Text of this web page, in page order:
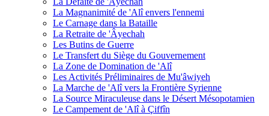
La Magnanimité de 'Alî envers l'ennemi
Le Carnage dans la Bataille
La Retraite de 'Âyechah
Les Butins de Guerre
Le Transfert du Siège du Gouvernement
La Zone de Domination de 'Alî
Les Activités Préliminaires de Mu'âwiyeh
La Marche de 'Alî vers la Frontière Syrienne
La Source Miraculeuse dans le Désert Mésopotamien
Le Campement de 'Alî à Çiffîn